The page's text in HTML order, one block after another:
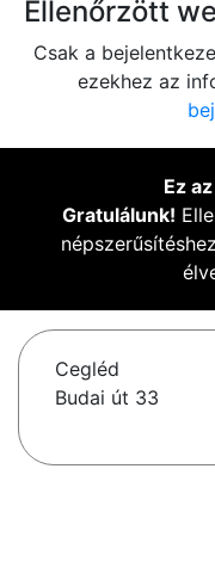
Ellenőrzött
Csak a
ezekhez az
Ez
Gratulálunk!
Cegléd
Budai út 33